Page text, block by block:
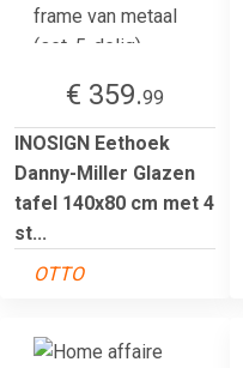
€ 359.99
INOSIGN Eethoek
Danny-Miller Glazen
tafel 140x80 cm met 4
st...
OTTO